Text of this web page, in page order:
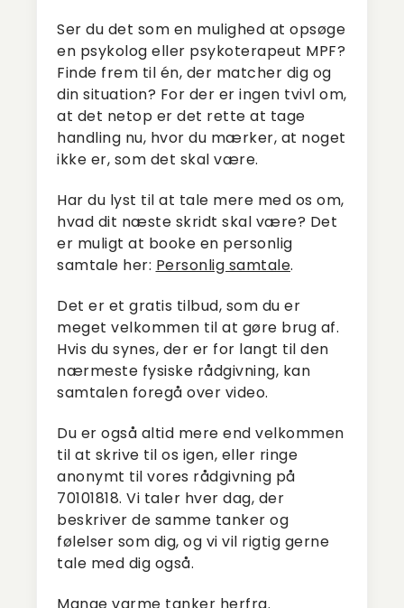
Ser du det som en mulighed at opsøge
en psykolog eller psykoterapeut MPF?
Finde frem til én, der matcher dig og
din situation? For der er ingen tvivl om,
at det netop er det rette at tage
handling nu, hvor du mærker, at noget
ikke er, som det skal være.
Har du lyst til at tale mere med os om,
hvad dit næste skridt skal være? Det
er muligt at booke en personlig
samtale her: Personlig samtale.
Det er et gratis tilbud, som du er
meget velkommen til at gøre brug af.
Hvis du synes, der er for langt til den
nærmeste fysiske rådgivning, kan
samtalen foregå over video.
Du er også altid mere end velkommen
til at skrive til os igen, eller ringe
anonymt til vores rådgivning på
70101818. Vi taler hver dag, der
beskriver de samme tanker og
følelser som dig, og vi vil rigtig gerne
tale med dig også.